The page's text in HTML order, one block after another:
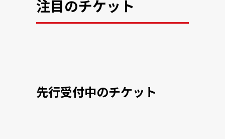
注目のチケット
先行受付中のチケット